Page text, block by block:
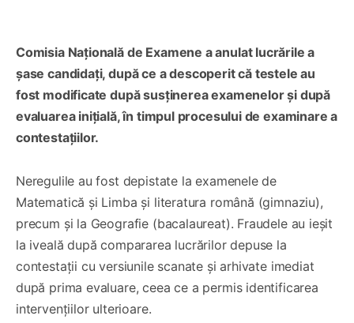
Comisia Națională de Examene a anulat lucrările a
șase candidați, după ce a descoperit că testele au
fost modificate după susținerea examenelor și după
evaluarea inițială, în timpul procesului de examinare a
contestațiilor.
Neregulile au fost depistate la examenele de
Matematică și Limba și literatura română (gimnaziu),
precum și la Geografie (bacalaureat). Fraudele au ieșit
la iveală după compararea lucrărilor depuse la
contestații cu versiunile scanate și arhivate imediat
după prima evaluare, ceea ce a permis identificarea
intervențiilor ulterioare.